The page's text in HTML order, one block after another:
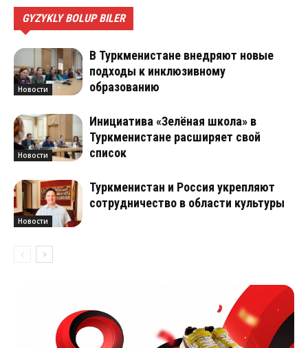
GYZYKLY BOLUP BILER
Новости
В Туркменистане внедряют новые
подходы к инклюзивному
образованию
Новости
Инициатива «Зелёная школа» в
Туркменистане расширяет свой
список
Новости
Туркменистан и Россия укрепляют
сотрудничество в области культуры